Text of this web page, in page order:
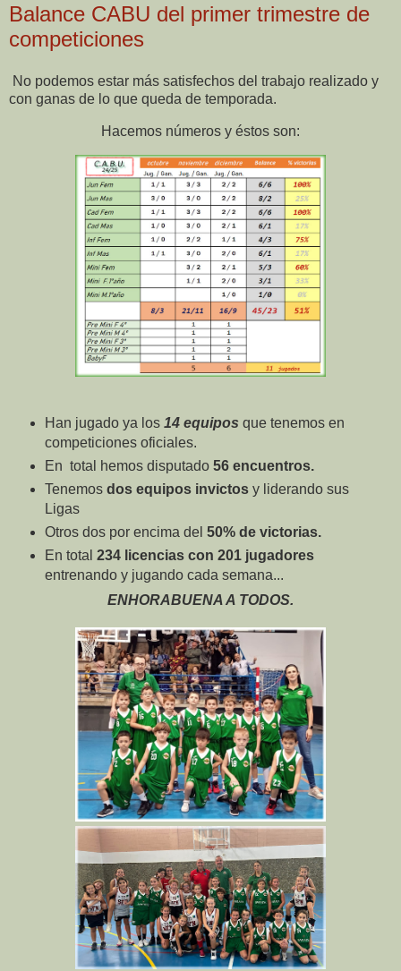
Balance CABU del primer trimestre de
competiciones
No podemos estar más satisfechos del trabajo realizado y
con ganas de lo que queda de temporada.
Hacemos números y éstos son:
Han jugado ya los 14 equipos que tenemos en
competiciones oficiales.
En total hemos disputado 56 encuentros.
Tenemos dos equipos invictosy liderando sus
Ligas
Otros dos por encima del 50% de victorias.
En total 234 licencias con 201 jugadores
entrenando y jugando cada semana...
ENHORABUENA A TODOS.